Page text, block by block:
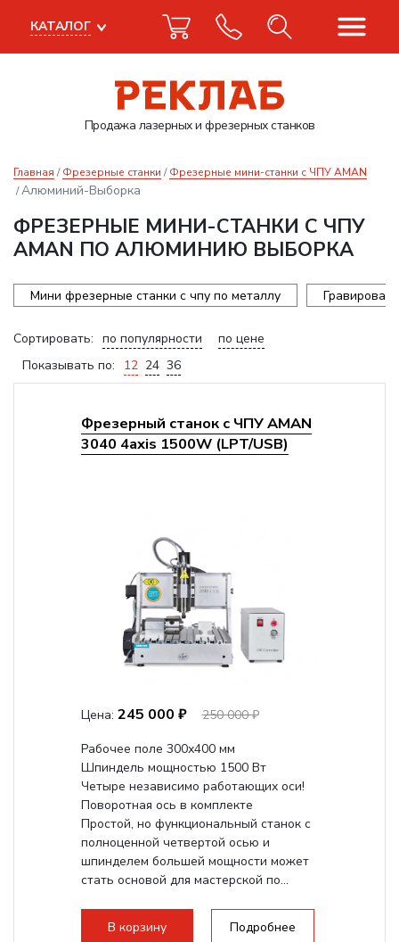
Продажа лазерныхи фрезерных станков
КАТАЛОГ
Главная Фрезерные станки Фрезерные мини-станки с ЧПУ AMAN
Алюминий-Выборка
ФРЕЗЕРНЫЕ МИНИ-СТАНКИ С ЧПУ
AMAN ПО АЛЮМИНИЮ ВЫБОРКА
Мини фрезерные станки с чпу по металлу
Сортировать: по популярности
по цене
Показывать по:
12 24 36
Фрезерный станок с ЧПУ AMAN
3040 4axis 1500W (LPT/USB)
Цена: 245 000 ₽
250 000 ₽
Рабочее поле 300х400 мм
Шпиндель мощностью 1500 Вт
Четыре независимо работающих оси!
Поворотная ось в комплекте
Простой, но функциональный станок с
полноценной четвертой осью и
шпинделем большей мощности может
стать основой для мастерской по...
В корзину Подробнее